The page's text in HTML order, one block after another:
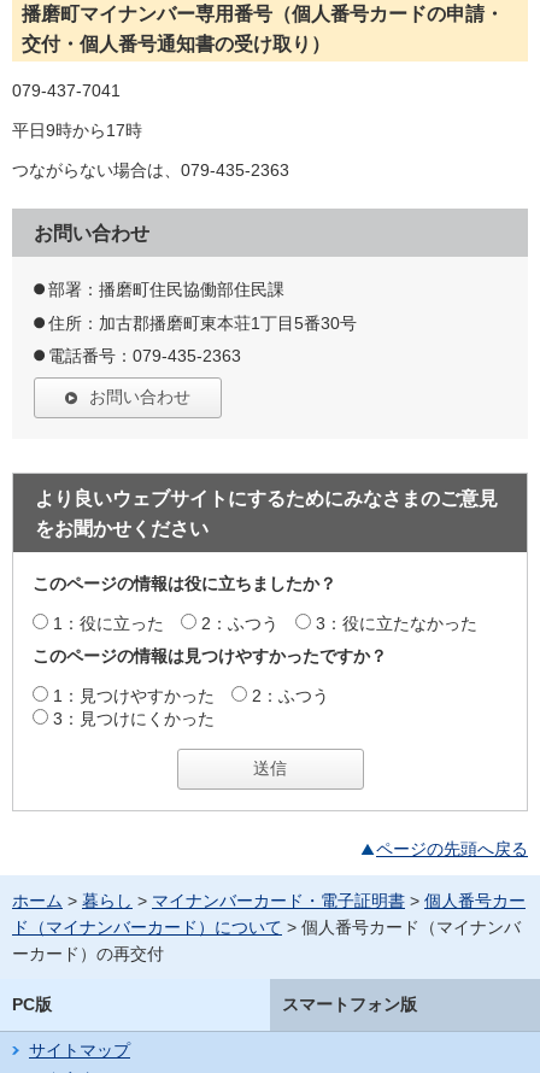
播磨町マイナンバー専用番号（個人番号カードの申請・
交付・個人番号通知書の受け取り）
079-437-7041
平日9時から17時
つながらない場合は、079-435-2363
お問い合わせ
部署：播磨町住民協働部住民課
住所：加古郡播磨町東本荘1丁目5番30号
電話番号：079-435-2363
お問い合わせ
より良いウェブサイトにするためにみなさまのご意見
をお聞かせください
このページの情報は役に立ちましたか？
1：役に立った 2：ふつう
3：役に立たなかった
このページの情報は見つけやすかったですか？
1：見つけやすかった
2：ふつう
3：見つけにくかった
ページの先頭へ戻る
ホーム > 暮らし > マイナンバーカード・電子証明書 > 個人番号カー
ド（マイナンバーカード）について > 個人番号カード（マイナンバ
ーカード）の再交付
PC版 スマートフォン版
サイトマップ